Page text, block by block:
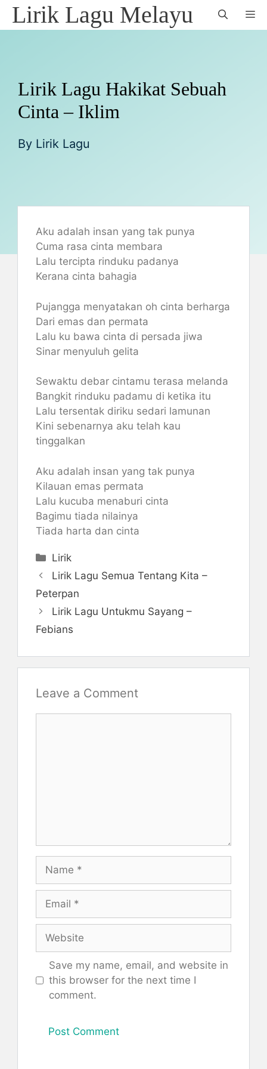
SkipLirik Lagu Melayu
Lirik Lagu Hakikat Sebuah
Cinta – Iklim
By Lirik Lagu
Aku adalah insan yang tak punya
Cuma rasa cinta membara
Lalu tercipta rinduku padanya
Kerana cinta bahagia
Pujangga menyatakan oh cinta berharga
Dari emas dan permata
Lalu ku bawa cinta di persada jiwa
Sinar menyuluh gelita
Sewaktu debar cintamu terasa melanda
Bangkit rinduku padamu di ketika itu
Lalu tersentak diriku sedari lamunan
Kini sebenarnya aku telah kau
tinggalkan
Aku adalah insan yang tak punya
Kilauan emas permata
Lalu kucuba menaburi cinta
Bagimu tiada nilainya
Tiada harta dan cinta
Categories
Lirik
Lirik Lagu Semua Tentang Kita –
Peterpan
Lirik Lagu Untukmu Sayang –
Febians
Leave a Comment
Save my name, email, and website in
this browser for the next time I
comment.